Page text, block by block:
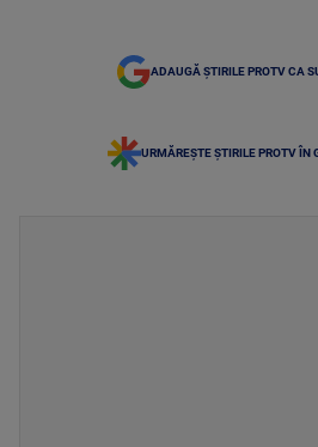
ADAUGĂ ȘTIRILE PROTV CA
URMĂREȘTE ȘTIRILE PROTV ÎN